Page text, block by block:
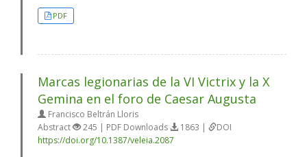
PDF
Marcas legionarias de la VI Victrix y la X
Gemina en el foro de Caesar Augusta
Francisco Beltrán Lloris
Abstract
245 | PDF Downloads 1863 |
DOI
https://doi.org/10.1387/veleia.2087